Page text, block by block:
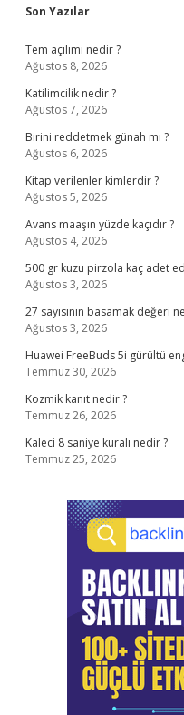
Sidebar
Son Yazılar
Tem açılımı nedir ?
Ağustos 8, 2026
Katilimcilik nedir ?
Ağustos 7, 2026
Birini reddetmek günah mı ?
Ağustos 6, 2026
Kitap verilenler kimlerdir ?
Ağustos 5, 2026
Avans maaşın yüzde kaçıdır ?
Ağustos 4, 2026
500 gr kuzu pirzola kaç adet
Ağustos 3, 2026
27 sayısının basamak değeri
Ağustos 3, 2026
Huawei FreeBuds 5i gürültü
Temmuz 30, 2026
Kozmik kanıt nedir ?
Temmuz 26, 2026
Kaleci 8 saniye kuralı nedir ?
Temmuz 25, 2026